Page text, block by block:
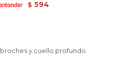
$ 594
y cuello profundo